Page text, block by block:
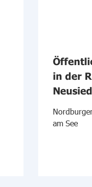
in der
am See